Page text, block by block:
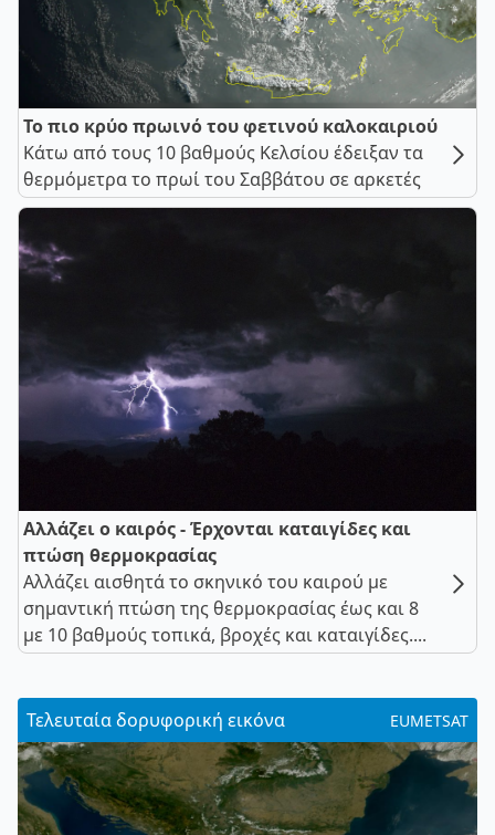
Το πιο κρύο πρωινό του φετινού καλοκαιριού
Κάτω από τους 10 βαθμούς Κελσίου έδειξαν τα
θερμόμετρα το πρωί του Σαββάτου σε αρκετές
Αλλάζει ο καιρός - Έρχονται καταιγίδες και
πτώση θερμοκρασίας
Αλλάζει αισθητά το σκηνικό του καιρού με
σημαντική πτώση της θερμοκρασίας έως και 8
με 10 βαθμούς τοπικά, βροχές και καταιγίδες....
Τελευταία δορυφορική εικόνα EUMETSAT